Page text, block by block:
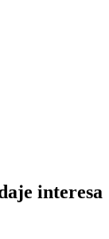
interesa